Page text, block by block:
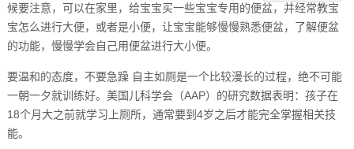
候要注意，可以在家里，给宝宝买一些宝宝专用的便盆，并经常教宝
宝怎么进行大便，或者是小便，让宝宝能够慢慢熟悉便盆，了解便盆
的功能，慢慢学会自己用便盆进行大小便。
要温和的态度，不要急躁 自主如厕是一个比较漫长的过程，绝不可能
一朝一夕就训练好。美国儿科学会（AAP）的研究数据表明：孩子在
18个月大之前就学习上厕所，通常要到4岁之后才能完全掌握相关技
能。